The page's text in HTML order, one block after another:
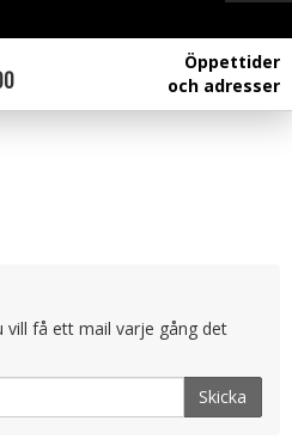
Öppettider
och adresser
vill få ett mail varje gång det
Skicka